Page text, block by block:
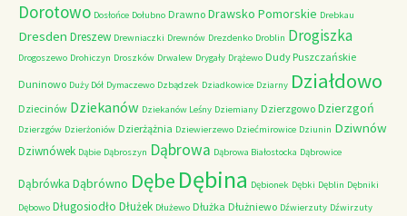
Dorotowo Dosłońce Dołubno Drawno Drawsko Pomorskie Drebkau
Dresden Dreszew Drewniaczki Drewnów Drezdenko Droblin Drogiszka
Drogoszewo Drohiczyn Droszków Drwalew Drygały Drążewo Dudy Puszczańskie
Duninowo Duży Dół Dymaczewo Dzbądzek Dziadkowice Dziarny Działdowo
Dziecinów Dziekanów Dziekanów Leśny Dziemiany Dzierzgowo Dzierzgoń
Dzierzgów Dzierżoniów Dzierżążnia Dziewierzewo Dziećmirowice Dziunin Dziwnów
Dziwnówek Dąbie Dąbroszyn Dąbrowa Dąbrowa Białostocka Dąbrowice
Dąbrówka Dąbrówno Dębe Dębina Dębionek Dębki Dęblin Dębniki
Dębowo Długosiodło Dłużek Dłużewo Dłużka Dłużniewo Dźwierzuty Dźwirzuty